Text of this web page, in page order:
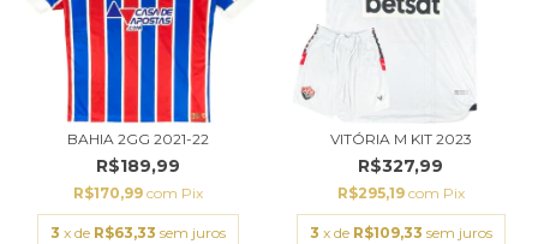
BAHIA 2GG 2021-22
R$189,99
R$170,99 com Pix
3 x de R$63,33 sem juros
VITÓRIA M KIT 2023
R$327,99
R$295,19 com Pix
3 x de R$109,33 sem juros